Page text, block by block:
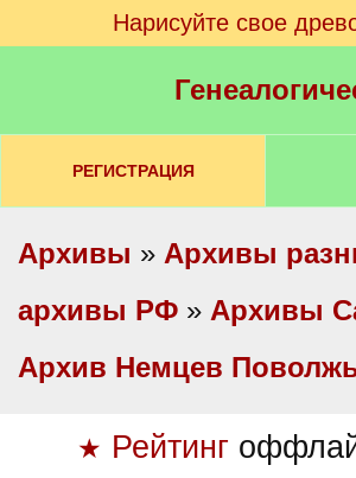
Нарисуйте свое
РЕГИСТРАЦИЯ
Архивы » Архивы
архивы РФ » Архивы
Архив Немцев
★ Рейтинг